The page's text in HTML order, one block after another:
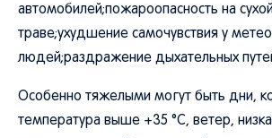
автомобилей;пожароопасность на сухой
траве;ухудшение самочувствия у
людей;раздражение дыхательных
Особенно тяжелыми могут быть дни,
температура выше +35 °C, ветер,